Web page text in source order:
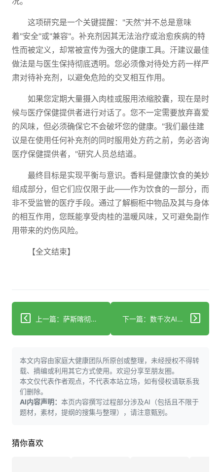
这项研究是一个关键提醒："天然"并不总是意味
着"安全"或"兼容"。补充剂因其无法治疗或治愈疾病的特
性而被定义，却常被宣传为强大的健康工具。汗建议最佳
做法是与医生保持彻底透明。您必须像对待处方药一样严
肃对待补充剂，以避免危险的交叉相互作用。
如果您定期大量摄入肉桂或服用浓缩胶囊，现在是时
候与医疗保健提供者进行对话了。您不一定需要放弃喜爱
的风味，但必须确保它不会破坏您的健康。"我们最佳建
议是在使用任何补充剂的同时服用处方药之前，务必咨询
医疗保健提供者，"研究人员总结道。
最终目标是实现平衡与意识。香料是健康饮食的美妙
组成部分，但它们应仅限于此——作为饮食的一部分，而
非不受监管的医疗手段。通过了解橱柜中物品及其与身体
的相互作用，您既能享受肉桂的温暖风味，又可避免副作
用带来的灼伤风险。
【全文结束】
上一篇：萨斯喀彻温省夫妇面临无法忍受的痛苦与死亡之间的艰难抉择 下一篇：数千次AI远程医疗就诊揭示的美国健康状况
本文内容由家庭大健康团队所原创或整理，未经授权不得转
载、摘编或利用其它方式使用。欢迎分享至朋友圈。
本文仅代表作者观点，不代表本站立场，如有侵权请联系我
们删除。
AI内容声明： 本页内容撰写过程部分涉及AI（包括且不限于
题材，素材，提纲的搜集与整理），请注意甄别。
猜你喜欢